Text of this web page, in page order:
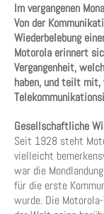
Im vergangenen
Von der
Wiederbelebung
Motorola erinnert
Vergangenheit,
haben, und teilt
Gesellschaftliche
Seit 1928 steht
vielleicht
war die
für die erste
wurde. Die